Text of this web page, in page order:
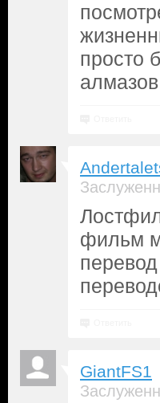
просто
фильм
GiantFS1